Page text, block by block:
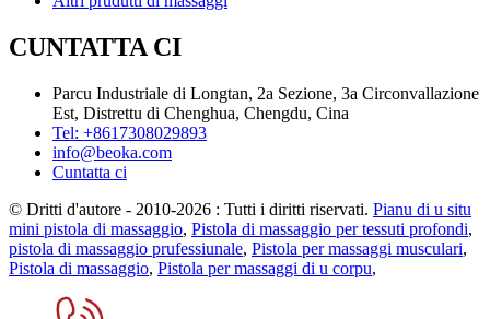
CUNTATTA CI
Parcu Industriale di Longtan, 2a Sezione, 3a Circonvallazione
Est, Distrettu di Chenghua, Chengdu, Cina
Tel: +8617308029893
info@beoka.com
Cuntatta ci
© Dritti d'autore - 2010-2026 : Tutti i diritti riservati. Pianu di u situ
mini pistola di massaggio, Pistola di massaggio per tessuti profondi,
pistola di massaggio prufessiunale, Pistola per massaggi musculari,
Pistola di massaggio, Pistola per massaggi di u corpu,